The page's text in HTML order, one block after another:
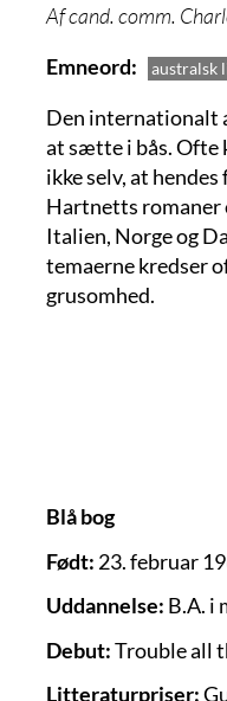
cand. comm.
Emneord
australsk
Den internationalt
at sætte i bås. Ofte
ikke selv, at
Hartnetts romaner
Italien, Norge og
temaerne kredser
grusomhed.
Blå bog
Født: 23. februar
Uddannelse: B.A. i
Debut:Trouble all
Litteraturpriser: